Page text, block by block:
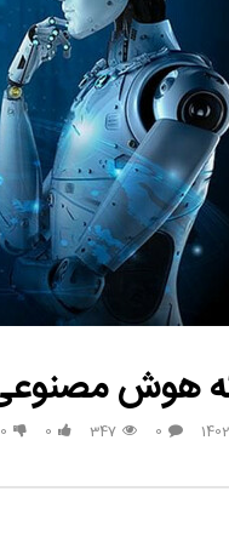
بعد از برنده شدن با تیلور
0
347
0
0